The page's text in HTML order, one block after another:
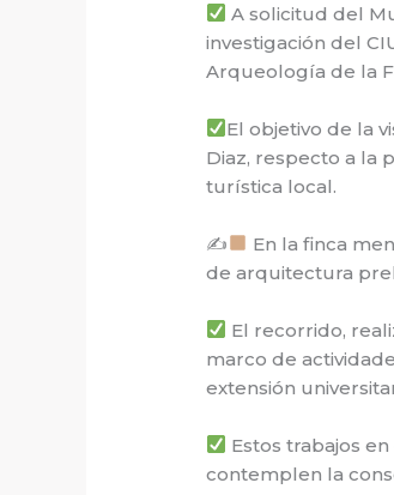
A solicitud del
investigación del
Arqueología de la
El objetivo de la
Diaz, respecto a la
turística local.
✍
En la finca
de arquitectura
El recorrido,
marco de
extensión
Estos trabajos
contemplen la